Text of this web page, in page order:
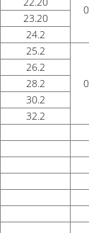
23.20
24.2
25.2
26.2
28.2
30.2
32.2